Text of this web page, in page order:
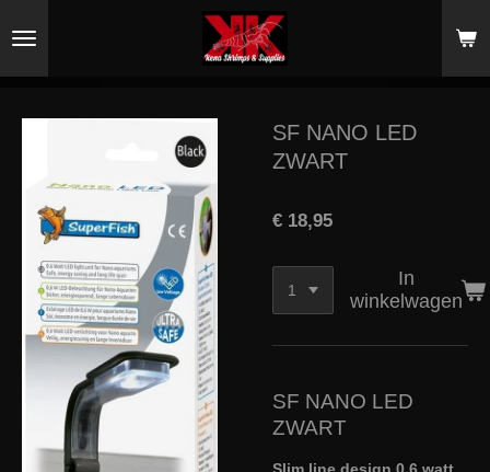
direct
hoofdinhoud
SF NANO LED
ZWART
€ 18,95
In
winkelwagen
SF NANO LED
ZWART
Slim line design 0,6 watt